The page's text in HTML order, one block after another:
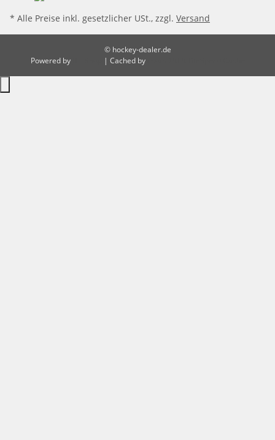
* Alle Preise inkl. gesetzlicher USt., zzgl. Versand
© hockey-dealer.de
Powered by
| Cached by